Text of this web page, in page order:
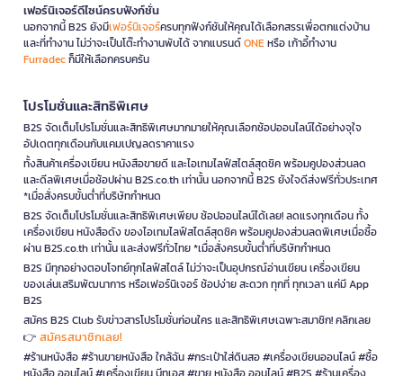
เฟอร์นิเจอร์ดีไซน์ครบฟังก์ชั่น
นอกจากนี้ B2S ยังมีเฟอร์นิเจอร์ครบทุกฟังก์ชันให้คุณได้เลือกสรรเพื่อตกแต่งบ้าน
และที่ทำงาน ไม่ว่าจะเป็นโต๊ะทำงานพับได้ จากแบรนด์ONEหรือ เก้าอี้ทำงาน
Furradecก็มีให้เลือกครบครัน
โปรโมชั่นและสิทธิพิเศษ
B2S จัดเต็มโปรโมชั่นและสิทธิพิเศษมากมายให้คุณเลือกช้อปออนไลน์ได้อย่างจุใจ
อัปเดตทุกเดือนกับแคมเปญลดราคาแรง
ทั้งสินค้าเครื่องเขียน หนังสือขายดี และไอเทมไลฟ์สไตล์สุดชิค พร้อมคูปองส่วนลด
และดีลพิเศษเมื่อช้อปผ่าน B2S.co.th เท่านั้น นอกจากนี้ B2S ยังใจดีส่งฟรีทั่วประเทศ
*เมื่อสั่งครบขั้นต่ำที่บริษัทกำหนด
B2S จัดเต็มโปรโมชั่นและสิทธิพิเศษเพียบ ช้อปออนไลน์ได้เลย! ลดแรงทุกเดือน ทั้ง
เครื่องเขียน หนังสือดัง ของไอเทมไลฟ์สไตล์สุดชิค พร้อมคูปองส่วนลดพิเศษเมื่อซื้อ
ผ่าน B2S.co.th เท่านั้น และส่งฟรีทั่วไทย *เมื่อสั่งครบขั้นต่ำที่บริษัทกำหนด
B2S มีทุกอย่างตอบโจทย์ทุกไลฟ์สไตล์ ไม่ว่าจะเป็นอุปกรณ์อ่านเขียน เครื่องเขียน
ของเล่นเสริมพัฒนาการ หรือเฟอร์นิเจอร์ ช้อปง่าย สะดวก ทุกที่ ทุกเวลา แค่มี App
B2S
สมัคร B2S Club รับข่าวสารโปรโมชั่นก่อนใคร และสิทธิพิเศษเฉพาะสมาชิก! คลิกเลย
👉 สมัครสมาชิกเลย!
#ร้านหนังสือ #ร้านขายหนังสือ ใกล้ฉัน #กระเป๋าใส่ดินสอ #เครื่องเขียนออนไลน์ #ซื้อ